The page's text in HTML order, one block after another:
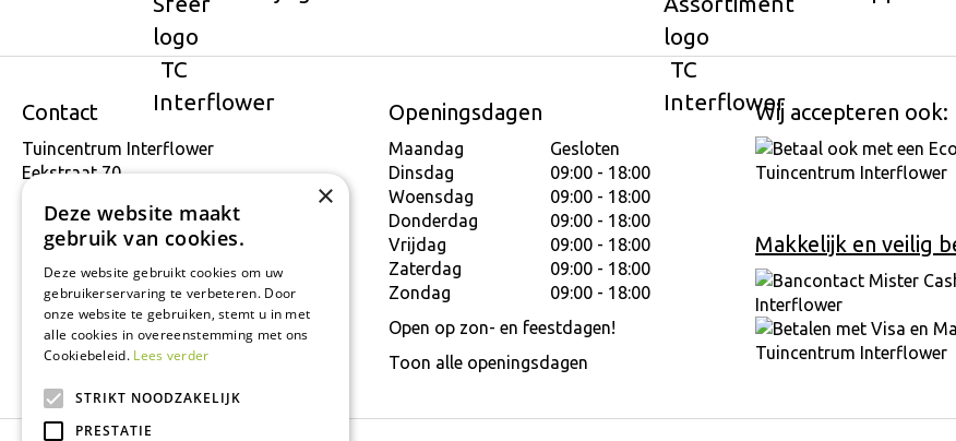
Contact
Tuincentrum Interflower
Eekstraat 70
+32 934 806 03
info@interflower.be
Openingsdagen
Maandag
Gesloten
Dinsdag
09:00 - 18:00
Woensdag
09:00 - 18:00
Donderdag
09:00 - 18:00
Vrijdag
09:00 - 18:00
Zaterdag
09:00 - 18:00
Zondag
09:00 - 18:00
Open op zon- en feestdagen!
Toon alle openingsdagen
Wij accepteren ook:
Makkelijk en veilig
×
Deze website maakt
gebruik van cookies.
Deze website gebruikt cookies om uw
gebruikerservaring te verbeteren. Door
onze website te gebruiken, stemt u in met
alle cookies in overeenstemming met ons
Cookiebeleid. Lees verder
STRIKT NOODZAKELIJK
PRESTATIE